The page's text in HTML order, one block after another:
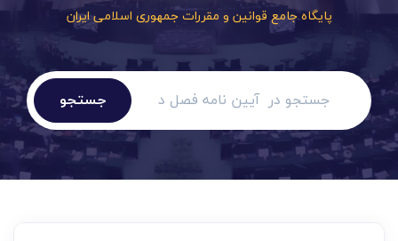
پایگاه جامع قوانین و مقررات جمهوری اسلامی ایران
جستجو